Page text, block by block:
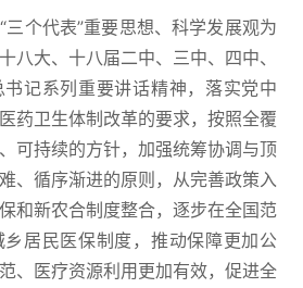
三个代表”重要思想、科学发展观为
八大、十八届二中、三中、四中、
记系列重要讲话精神，落实党中
药卫生体制改革的要求，按照全覆
可持续的方针，加强统筹协调与顶
、循序渐进的原则，从完善政策入
和新农合制度整合，逐步在全国范
居民医保制度，推动保障更加公
、医疗资源利用更加有效，促进全